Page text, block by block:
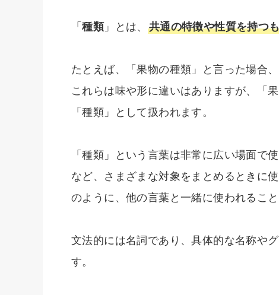
「種類」とは、 共通の特徴や性質を持つ
たとえば、「果物の種類」と言った場合
これらは味や形に違いはありますが、「
「種類」として扱われます。
「種類」という言葉は非常に広い場面で
など、さまざまな対象をまとめるときに
のように、他の言葉と一緒に使われるこ
文法的には名詞であり、具体的な名称や
す。